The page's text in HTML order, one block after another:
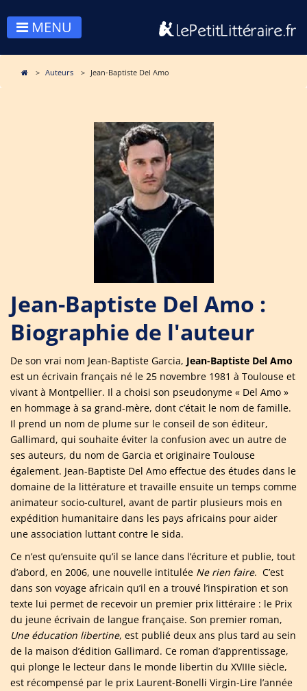
MENU
Auteurs Jean-Baptiste Del Amo
Jean-Baptiste Del Amo :
Biographie de l'auteur
De son vrai nom Jean-Baptiste Garcia, Jean-Baptiste Del Amo
est un écrivain français né le 25 novembre 1981 à Toulouse et
vivant à Montpellier. Il a choisi son pseudonyme « Del Amo »
en hommage à sa grand-mère, dont c’était le nom de famille.
Il prend un nom de plume sur le conseil de son éditeur,
Gallimard, qui souhaite éviter la confusion avec un autre de
ses auteurs, du nom de Garcia et originaire Toulouse
également. Jean-Baptiste Del Amo effectue des études dans le
domaine de la littérature et travaille ensuite un temps comme
animateur socio-culturel, avant de partir plusieurs mois en
expédition humanitaire dans les pays africains pour aider
une association luttant contre le sida.
Ce n’est qu’ensuite qu’il se lance dans l’écriture et publie, tout
d’abord, en 2006, une nouvelle intitulée Ne rien faire. C’est
dans son voyage africain qu’il en a trouvé l’inspiration et son
texte lui permet de recevoir un premier prix littéraire : le Prix
du jeune écrivain de langue française. Son premier roman,
Une éducation libertine, est publié deux ans plus tard au sein
de la maison d’édition Gallimard. Ce roman d’apprentissage,
qui plonge le lecteur dans le monde libertin du XVIIIe siècle,
est récompensé par le prix Laurent-Bonelli Virgin-Lire l’année